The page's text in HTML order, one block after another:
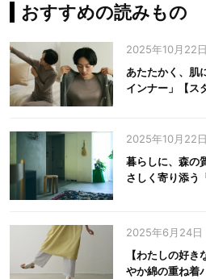
おすすめの読みもの
2025年10月22日
あたたかく、肌
インナー」【ス
2025年10月22日
暮らしに、森の
さしく寄り添う
2025年6月24日
【わたしの好
やか綿の重ね着